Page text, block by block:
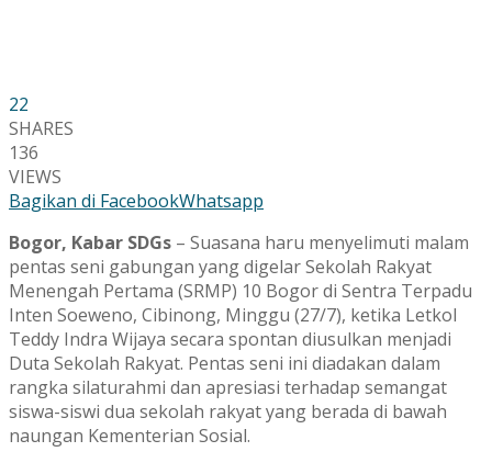
22
SHARES
136
VIEWS
Bagikan di FacebookWhatsapp
Bogor, Kabar SDGs – Suasana haru menyelimuti malam
pentas seni gabungan yang digelar Sekolah Rakyat
Menengah Pertama (SRMP) 10 Bogor di Sentra Terpadu
Inten Soeweno, Cibinong, Minggu (27/7), ketika Letkol
Teddy Indra Wijaya secara spontan diusulkan menjadi
Duta Sekolah Rakyat. Pentas seni ini diadakan dalam
rangka silaturahmi dan apresiasi terhadap semangat
siswa-siswi dua sekolah rakyat yang berada di bawah
naungan Kementerian Sosial.